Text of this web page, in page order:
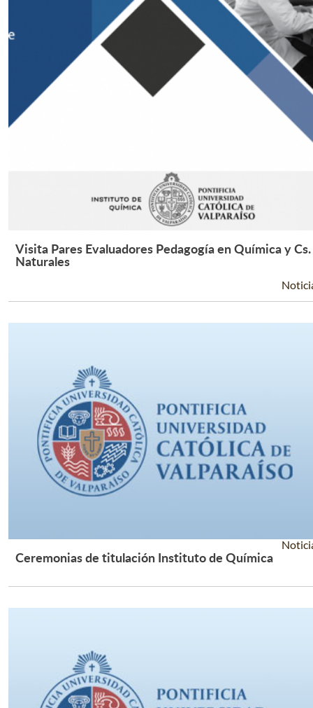
Leer Más +
Visita Pares Evaluadores Pedagogía en Química y Cs.
Naturales
Leer Más +
Ceremonias de titulación Instituto de Química